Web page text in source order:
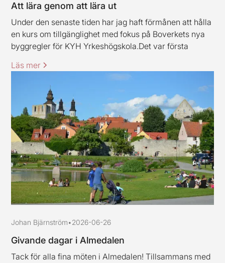
Att lära genom att lära ut
Under den senaste tiden har jag haft förmånen att hålla
en kurs om tillgänglighet med fokus på Boverkets nya
byggregler för KYH Yrkeshögskola.Det var första
erkänna att jag var lite nervös inför uppdraget.
Läs mer
Johan Bjärnström•2026-06-26
Givande dagar i Almedalen
Tack för alla fina möten i Almedalen! Tillsammans med